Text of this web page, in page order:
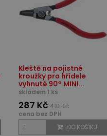
Kleště na pojistné
kroužky pro hřídele
vyhnuté 90° MINI...
skladem 1 ks
287 Kč 410 Kč
cena bez DPH
DO KOŠÍKU